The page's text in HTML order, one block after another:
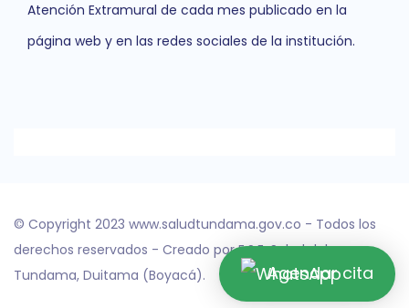
Atención Extramural de cada mes publicado en la
página web y en las redes sociales de la institución.
© Copyright 2023 www.saludtundama.gov.co - Todos los
derechos reservados - Creado por E.S.E. Salud del
Tundama, Duitama (Boyacá).
Agendar cita